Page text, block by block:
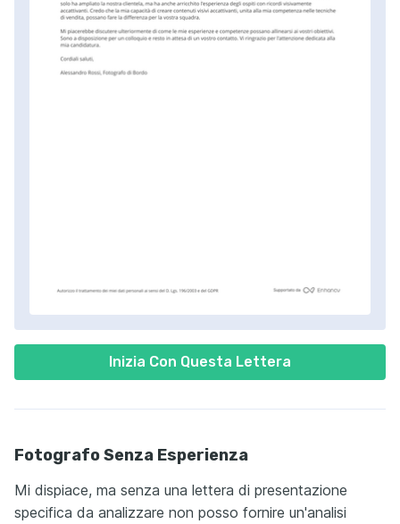
Inizia Con Questa Lettera
Fotografo Senza Esperienza
Mi dispiace, ma senza una lettera di presentazione
specifica da analizzare non posso fornire un'analisi